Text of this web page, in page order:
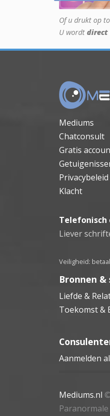
Of u drukt op
U wordt direct
Mediums
Chatconsult
Gratis
Privacybeleid
Klacht
Telefonisch
Liever
Veiligheid:
Bronnen
Liefde &
Toekomst &
Aanmelden
Mediums.nl